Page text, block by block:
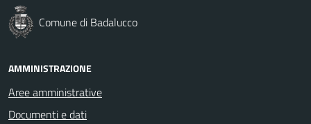
Comune di Badalucco
AMMINISTRAZIONE
Aree amministrative
Documenti e dati